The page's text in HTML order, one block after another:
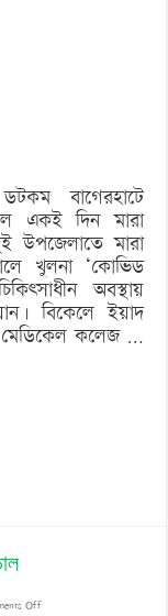
বাগেরহাটে
একই দিন মারা
উপজেলাতে মারা
খুলনা ‘কোভিড
অবস্থায়
বিকেলে ইয়াদ
কলেজ …
Offon